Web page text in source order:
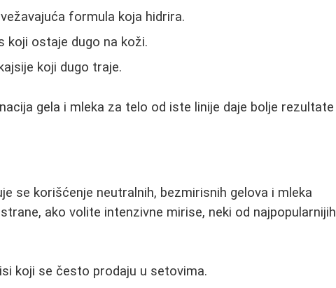
formula koja hidrira.
koji ostaje dugo na koži.
koji dugo traje.
gela i mleka za telo od iste linije daje bolje rezultate
se korišćenje neutralnih, bezmirisnih gelova i mleka
ako volite intenzivne mirise, neki od najpopularnijih
koji se često prodaju u setovima.